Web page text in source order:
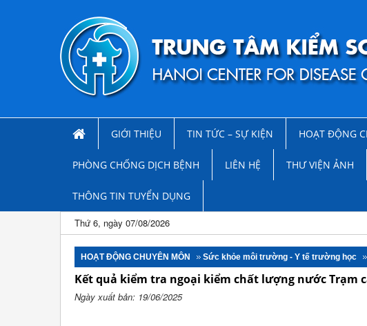
GIỚI THIỆU TIN TỨC – SỰ KIỆN HOẠT ĐỘNG
PHÒNG CHỐNG DỊCH BỆNH LIÊN HỆ THƯ VIỆN ẢNH
THÔNG TIN TUYỂN DỤNG
Thứ 6, ngày 07/08/2026
HOẠT ĐỘNG CHUYÊN MÔN Sức khỏe môi trường - Y tế trường học
Kết quả kiểm tra ngoại kiểm chất lượng nước Trạm
Ngày xuất bản: 19/06/2025